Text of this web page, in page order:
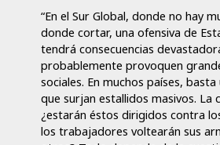
“En el Sur Global, donde no hay
donde cortar, una ofensiva de
tendrá consecuencias
probablemente provoquen
sociales. En muchos países,
que surjan estallidos masivos. La
¿estarán éstos dirigidos contra
los trabajadores voltearán sus